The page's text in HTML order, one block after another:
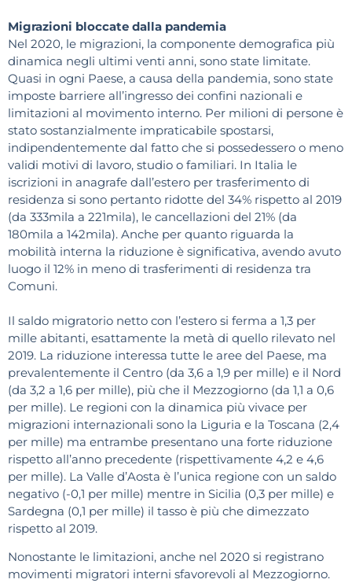
Migrazioni bloccate dalla pandemia
Nel 2020, le migrazioni, la componente demografica più
dinamica negli ultimi venti anni, sono state limitate.
Quasi in ogni Paese, a causa della pandemia, sono state
imposte barriere all’ingresso dei confini nazionali e
limitazioni al movimento interno. Per milioni di persone è
stato sostanzialmente impraticabile spostarsi,
indipendentemente dal fatto che si possedessero o meno
validi motivi di lavoro, studio o familiari. In Italia le
iscrizioni in anagrafe dall’estero per trasferimento di
residenza si sono pertanto ridotte del 34% rispetto al 2019
(da 333mila a 221mila), le cancellazioni del 21% (da
180mila a 142mila). Anche per quanto riguarda la
mobilità interna la riduzione è significativa, avendo avuto
luogo il 12% in meno di trasferimenti di residenza tra
Comuni.
Il saldo migratorio netto con l’estero si ferma a 1,3 per
mille abitanti, esattamente la metà di quello rilevato nel
2019. La riduzione interessa tutte le aree del Paese, ma
prevalentemente il Centro (da 3,6 a 1,9 per mille) e il Nord
(da 3,2 a 1,6 per mille), più che il Mezzogiorno (da 1,1 a 0,6
per mille). Le regioni con la dinamica più vivace per
migrazioni internazionali sono la Liguria e la Toscana (2,4
per mille) ma entrambe presentano una forte riduzione
rispetto all’anno precedente (rispettivamente 4,2 e 4,6
per mille). La Valle d’Aosta è l’unica regione con un saldo
negativo (-0,1 per mille) mentre in Sicilia (0,3 per mille) e
Sardegna (0,1 per mille) il tasso è più che dimezzato
rispetto al 2019.
Nonostante le limitazioni, anche nel 2020 si registrano
movimenti migratori interni sfavorevoli al Mezzogiorno.